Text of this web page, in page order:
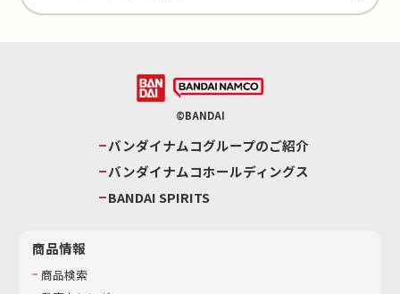
©BANDAI
バンダイナムコグループのご紹介
バンダイナムコホールディングス
BANDAI SPIRITS
商品情報
商品検索